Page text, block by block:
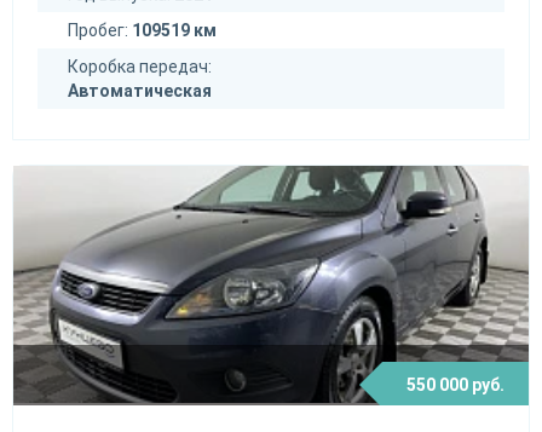
Пробег: 109519 км
Коробка передач:
Автоматическая
550 000 руб.